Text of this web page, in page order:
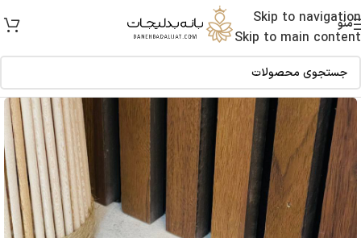
Skip to navigation
Skip to main content
منو